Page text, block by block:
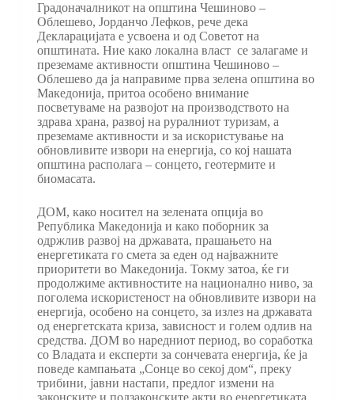
Градоначалникот на општина Чешиново –
Облешево, Јорданчо Лефков, рече дека
Декларацијата е усвоена и од Советот на
општината. Ние како локална власт се залагаме и
преземаме активности општина Чешиново –
Облешево да ја направиме прва зелена општина во
Македонија, притоа особено внимание
посветуваме на развојот на производството на
здрава храна, развој на руралниот туризам, а
преземаме активности и за искористување на
обновливите извори на енергија, со кој нашата
општина располага – сонцето, геотермите и
биомасата.
ДОМ, како носител на зелената опција во
Република Македонија и како поборник за
одржлив развој на државата, прашањето на
енергетиката го смета за еден од најважните
приоритети во Македонија. Токму затоа, ќе ги
продолжиме активностите на национално ниво, за
поголема искористеност на обновливите извори на
енергија, особено на сонцето, за излез на државата
од енергетската криза, зависност и голем одлив на
средства. ДОМ во наредниот период, во соработка
со Владата и експерти за сончевата енергија, ќе ја
поведе кампањата „Сонце во секој дом“, преку
трибини, јавни настапи, предлог измени на